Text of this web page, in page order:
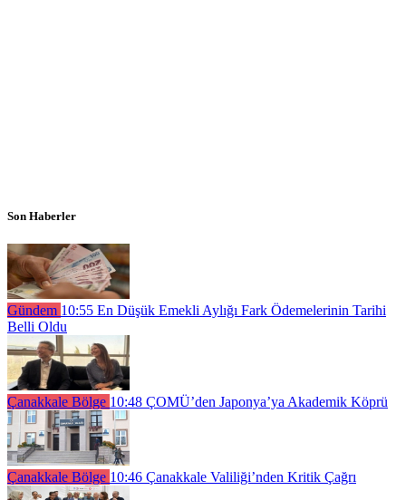
Son Haberler
Gündem 10:55 En Düşük Emekli Aylığı Fark Ödemelerinin Tarihi
Belli Oldu
Çanakkale Bölge 10:48 ÇOMÜ’den Japonya’ya Akademik Köprü
Çanakkale Bölge 10:46 Çanakkale Valiliği’nden Kritik Çağrı